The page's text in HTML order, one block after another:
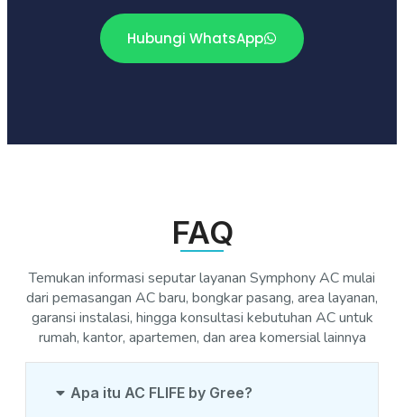
Hubungi WhatsApp
FAQ
Temukan informasi seputar layanan Symphony AC mulai
dari pemasangan AC baru, bongkar pasang, area layanan,
garansi instalasi, hingga konsultasi kebutuhan AC untuk
rumah, kantor, apartemen, dan area komersial lainnya
Apa itu AC FLIFE by Gree?